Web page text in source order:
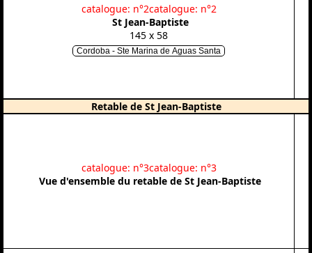
catalogue: n°2catalogue: n°2
St Jean-Baptiste
145 x 58
Cordoba - Ste Marina de Aguas Santa
Retable de St Jean-Baptiste
catalogue: n°3catalogue: n°3
Vue d'ensemble du retable de St Jean-Baptiste